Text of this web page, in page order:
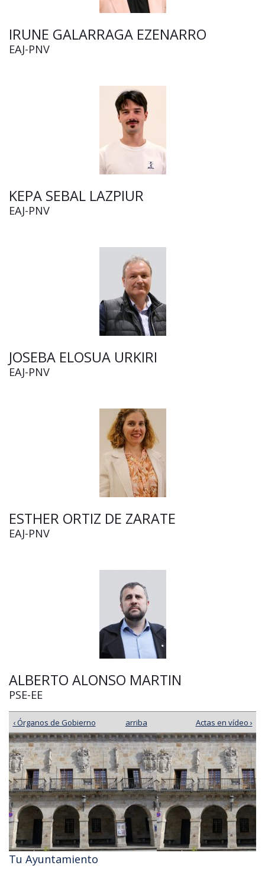
IRUNE GALARRAGA EZENARRO
EAJ-PNV
KEPA SEBAL LAZPIUR
EAJ-PNV
JOSEBA ELOSUA URKIRI
EAJ-PNV
ESTHER ORTIZ DE ZARATE
EAJ-PNV
ALBERTO ALONSO MARTIN
PSE-EE
‹ Órganos de Gobierno arriba Actas en vídeo ›
Tu Ayuntamiento